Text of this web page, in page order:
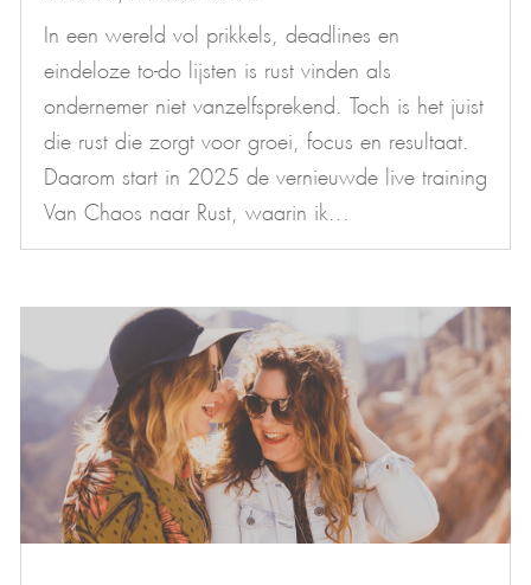
In een wereld vol prikkels, deadlines en
eindeloze to-do lijsten is rust vinden als
ondernemer niet vanzelfsprekend. Toch is het juist
die rust die zorgt voor groei, focus en resultaat.
Daarom start in 2025 de vernieuwde live training
Van Chaos naar Rust, waarin ik...